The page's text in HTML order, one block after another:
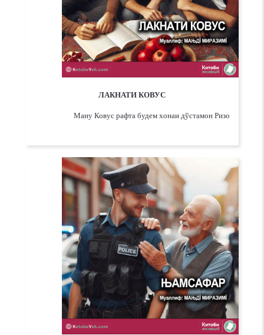
ЛАКНАТИ КОВУС
Ману Ковус рафта будем хонаи дўстамон Ризо